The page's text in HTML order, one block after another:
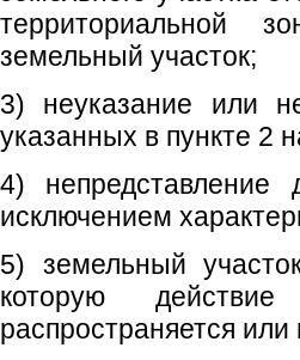
территориальной
земельный участок;
3) неуказание или
указанных в пункте 2
4) непредставление
исключением
5) земельный
которую действие
распространяется